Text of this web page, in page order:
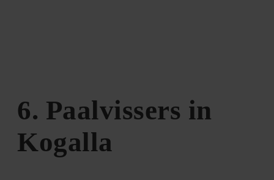
6. Paalvissers in
Kogalla